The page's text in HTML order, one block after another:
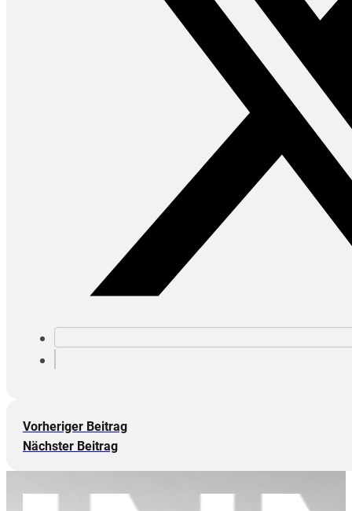
Vorheriger Beitrag
Nächster Beitrag